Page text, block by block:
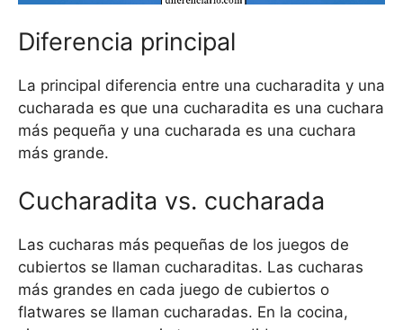
Diferencia principal
La principal diferencia entre una cucharadita y una
cucharada es que una cucharadita es una cuchara
más pequeña y una cucharada es una cuchara
más grande.
Cucharadita vs. cucharada
Las cucharas más pequeñas de los juegos de
cubiertos se llaman cucharaditas. Las cucharas
más grandes en cada juego de cubiertos o
flatwares se llaman cucharadas. En la cocina,